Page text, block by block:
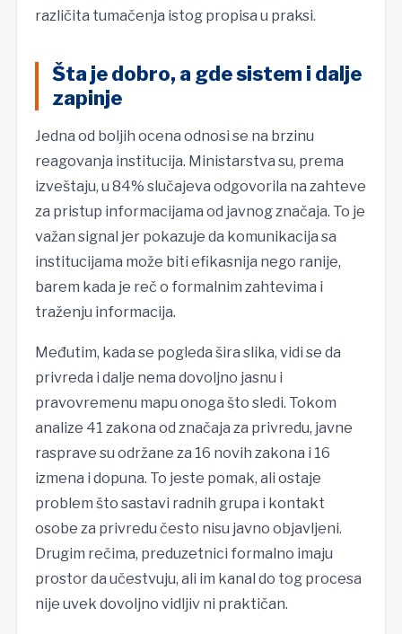
različita tumačenja istog propisa u praksi.
Šta je dobro, a gde sistem i dalje
zapinje
Jedna od boljih ocena odnosi se na brzinu
reagovanja institucija. Ministarstva su, prema
izveštaju, u 84% slučajeva odgovorila na zahteve
za pristup informacijama od javnog značaja. To je
važan signal jer pokazuje da komunikacija sa
institucijama može biti efikasnija nego ranije,
barem kada je reč o formalnim zahtevima i
traženju informacija.
Međutim, kada se pogleda šira slika, vidi se da
privreda i dalje nema dovoljno jasnu i
pravovremenu mapu onoga što sledi. Tokom
analize 41 zakona od značaja za privredu, javne
rasprave su održane za 16 novih zakona i 16
izmena i dopuna. To jeste pomak, ali ostaje
problem što sastavi radnih grupa i kontakt
osobe za privredu često nisu javno objavljeni.
Drugim rečima, preduzetnici formalno imaju
prostor da učestvuju, ali im kanal do tog procesa
nije uvek dovoljno vidljiv ni praktičan.